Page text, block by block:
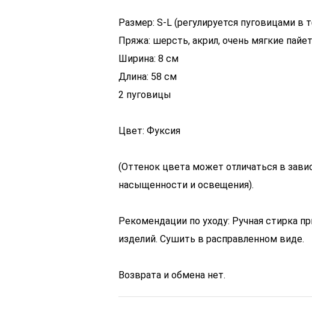
Размер: S-L (регулируется пуговицами в
Пряжа: шерсть, акрил, очень мягкие
Ширина: 8 см
Длина: 58 см
2 пуговицы
Цвет: Фуксия
(Оттенок цвета может отличаться в
насыщенности и освещения).
Рекомендации по уходу: Ручная стирка
изделий. Сушить в расправленном виде.
Возврата и обмена нет.